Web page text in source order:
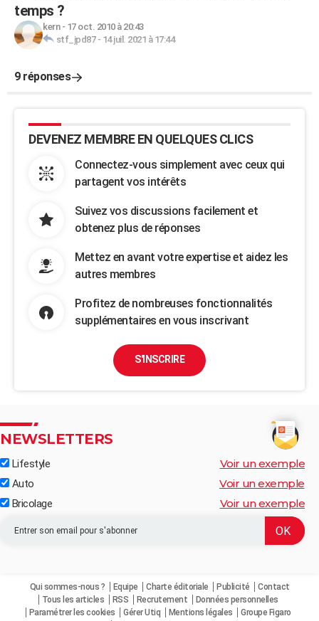
temps ?
kern- 17 oct. 2010 à 20:43
stf_jpd87- 14 juil. 2021 à 17:44
9 réponses
DEVENEZ MEMBRE EN QUELQUES CLICS
Connectez-vous simplement avec ceux qui
partagent vos intérêts
Suivez vos discussions facilement et
obtenez plus de réponses
Mettez en avant votre expertise et aidez les
autres membres
Profitez de nombreuses fonctionnalités
supplémentaires en vous inscrivant
S'INSCRIRE
NEWSLETTERS
Lifestyle Voir un exemple
Auto Voir un exemple
Bricolage Voir un exemple
Qui sommes-nous ? Equipe Charte éditoriale Publicité
Contact
Tous les articles
RSS Recrutement
Données personnelles
Paramétrer les cookies
Gérer Utiq Mentions légales
Groupe Figaro